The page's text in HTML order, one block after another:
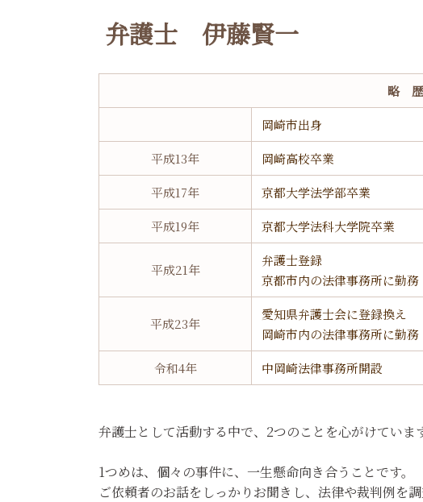
弁護士 伊藤賢一
略 歴
岡崎市出身
平成13年
岡崎高校卒業
平成17年
京都大学法学部卒業
平成19年
京都大学法科大学院卒業
平成21年
弁護士登録
京都市内の法律事務所に勤務
平成23年
愛知県弁護士会に登録換え
岡崎市内の法律事務所に勤務
令和4年
中岡崎法律事務所開設
弁護士として活動する中で、2つのことを心がけています
1つめは、個々の事件に、一生懸命向き合うことです。
ご依頼者のお話をしっかりお聞きし、法律や裁判例を